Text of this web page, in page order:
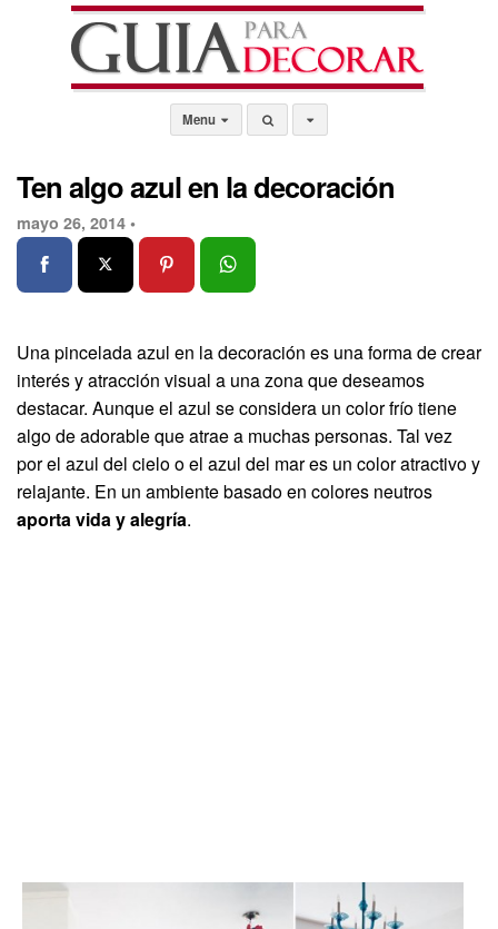
Menu
Ten algo azul en la decoración
mayo 26, 2014 •
Una pincelada azul en la decoración es una forma de crear
interés y atracción visual a una zona que deseamos
destacar. Aunque el azul se considera un color frío tiene
algo de adorable que atrae a muchas personas. Tal vez
por el azul del cielo o el azul del mar es un color atractivo y
relajante. En un ambiente basado en colores neutros
aporta vida y alegría.